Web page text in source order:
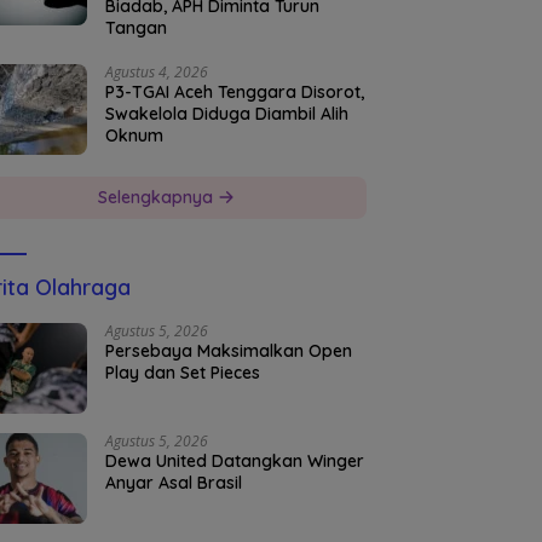
Biadab, APH Diminta Turun
Tangan
Agustus 4, 2026
P3-TGAI Aceh Tenggara Disorot,
Swakelola Diduga Diambil Alih
Oknum
Selengkapnya
Olahraga
Agustus 5, 2026
Persebaya Maksimalkan Open
Play dan Set Pieces
Agustus 5, 2026
Dewa United Datangkan Winger
Anyar Asal Brasil